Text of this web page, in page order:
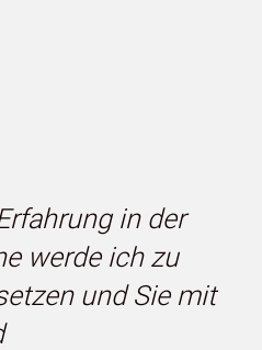
in der
werde ich zu
und Sie mit